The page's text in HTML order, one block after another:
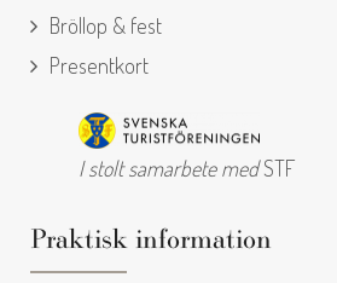
Bröllop & fest
Presentkort
I stolt samarbete medSTF
Praktisk information